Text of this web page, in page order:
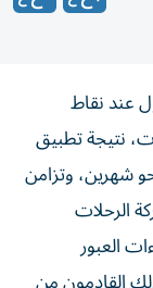
عند نقاط
نتيجة تطبيق
شهرين، وتزامن
الرحلات
العبور